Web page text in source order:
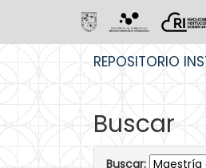
REPOSITORIO
Buscar
Buscar: